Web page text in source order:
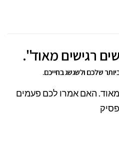
רגישים מאוד".
שלכם ולשגשג בחייכם.
האם אמרו לכם פעמים